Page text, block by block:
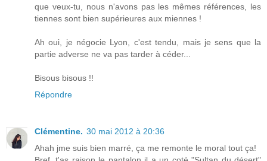
que veux-tu, nous n'avons pas les mêmes références, les
tiennes sont bien supérieures aux miennes !
Ah oui, je négocie Lyon, c'est tendu, mais je sens que la
partie adverse ne va pas tarder à céder...
Bisous bisous !!
Répondre
Clémentine. 30 mai 2012 à 20:36
Ahah jme suis bien marré, ça me remonte le moral tout ça!